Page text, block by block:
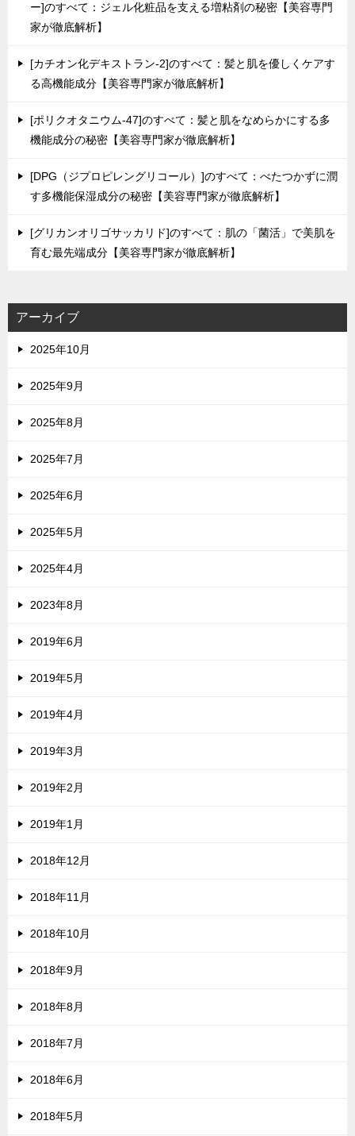
ー]のすべて：ジェル化粧品を支える増粘剤の秘密【美容専門
家が徹底解析】
[カチオン化デキストラン-2]のすべて：髪と肌を優しくケアす
る高機能成分【美容専門家が徹底解析】
[ポリクオタニウム-47]のすべて：髪と肌をなめらかにする多
機能成分の秘密【美容専門家が徹底解析】
[DPG（ジプロピレングリコール）]のすべて：べたつかずに潤
す多機能保湿成分の秘密【美容専門家が徹底解析】
[グリカンオリゴサッカリド]のすべて：肌の「菌活」で美肌を
育む最先端成分【美容専門家が徹底解析】
アーカイブ
2025年10月
2025年9月
2025年8月
2025年7月
2025年6月
2025年5月
2025年4月
2023年8月
2019年6月
2019年5月
2019年4月
2019年3月
2019年2月
2019年1月
2018年12月
2018年11月
2018年10月
2018年9月
2018年8月
2018年7月
2018年6月
2018年5月